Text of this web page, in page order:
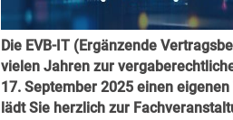
Die EVB-IT (Ergänzende
vielen Jahren zur
17. September 2025 einen
lädt Sie herzlich zur